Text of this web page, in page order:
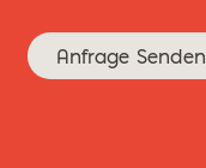
Anfrage Senden